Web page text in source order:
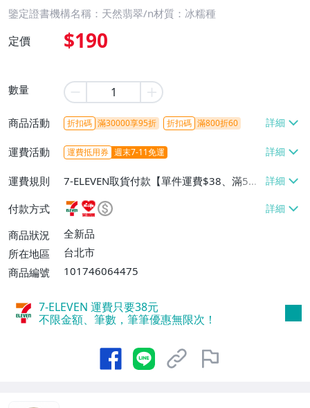
鑒定證書機構名稱：天然翡翠/n材質：冰糯種
定價 $190
數量
商品活動 折扣碼 滿30000享95折 折扣碼 滿800折60
運費活動 運費抵用券 週末7-11免運
運費規則
7-ELEVEN取貨付款【單件運費$38、滿5件
或消費滿$1298免運費】、7-ELEVEN取貨
不付款【免運費】、萊爾富取貨付款【單件
運費$60、滿5件或消費滿$1298免運
費】、宅配/貨運【單件運費$120、滿5件
付款方式
商品狀況
全新品
所在地區
台北市
商品編號
101746064475
7-ELEVEN 運費只要38元
不限金額、筆數，筆筆優惠無限次！